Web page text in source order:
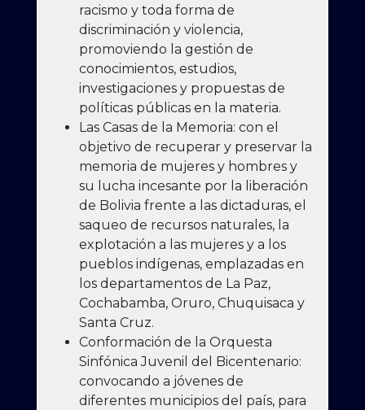
racismo y toda forma de
discriminación y violencia,
promoviendo la gestión de
conocimientos, estudios,
investigaciones y propuestas de
políticas públicas en la materia.
Las Casas de la Memoria: con el
objetivo de recuperar y preservar la
memoria de mujeres y hombres y
su lucha incesante por la liberación
de Bolivia frente a las dictaduras, el
saqueo de recursos naturales, la
explotación a las mujeres y a los
pueblos indígenas, emplazadas en
los departamentos de La Paz,
Cochabamba, Oruro, Chuquisaca y
Santa Cruz.
Conformación de la Orquesta
Sinfónica Juvenil del Bicentenario:
convocando a jóvenes de
diferentes municipios del país, para